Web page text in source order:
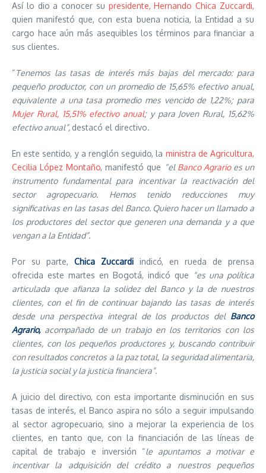
Así lo dio a conocer su presidente, Hernando Chica Zuccardi,
quien manifestó que, con esta buena noticia, la Entidad a su
cargo hace aún más asequibles los términos para financiar a
sus clientes.
“Tenemos las tasas de interés más bajas del mercado: para
pequeño productor, con un promedio de 15,65% efectivo anual,
equivalente a una tasa promedio mes vencido de 1,22%; para
Mujer Rural, 15,51% efectivo anual; y para Joven Rural, 15,62%
efectivo anual”, destacó el directivo.
En este sentido, y a renglón seguido, la ministra de Agricultura,
Cecilia López Montaño, manifestó que “el Banco Agrarioes un
instrumento fundamental para incentivar la reactivación del
sector agropecuario. Hemos tenido reducciones muy
significativas en las tasas del Banco. Quiero hacer un llamado a
los productores del sector que generen una demanda y a que
vengan a la Entidad”.
Por su parte, Chica Zuccardi indicó, en rueda de prensa
ofrecida este martes en Bogotá, indicó que
“es una política
articulada que afianza la solidez del Banco y la de nuestros
clientes, con el fin de continuar bajando las tasas de interés
desde una perspectiva integral de los productos del Banco
Agrario,acompañado de un trabajo en los territorios con los
clientes, con los pequeños productores y, buscando contribuir
con resultados concretos a la paz total, la seguridad alimentaria,
la justicia social y la justicia financiera”.
A juicio del directivo, con esta importante disminución en sus
tasas de interés, el Banco aspira no sólo a seguir impulsando
al sector agropecuario, sino a mejorar la experiencia de los
clientes, en tanto que, con la financiación de las líneas de
capital de trabajo e inversión “le apuntamos a motivar e
incentivar la adquisición del crédito a nuestros pequeños